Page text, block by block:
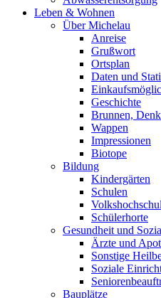
Leben & Wohnen
Über Michelau
Anreise
Grußwort
Ortsplan
Daten und
Geschichte
Brunnen,
Wappen
Impressionen
Biotope
Bildung
Kindergärten
Schulen
Schülerhorte
Gesundheit und
Ärzte und
Sonstige
Soziale
Bauplätze